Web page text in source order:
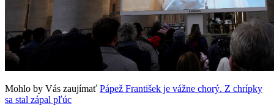
Mohlo by Vás zaujímať Pápež František je vážne chorý. Z chrípky
sa stal zápal pľúc